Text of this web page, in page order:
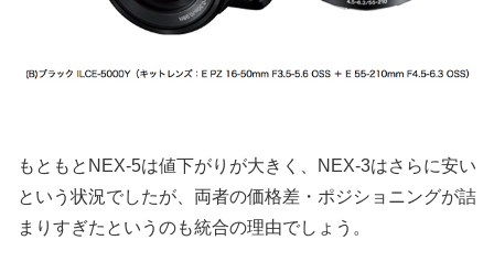
もともとNEX-5は値下がりが大きく、NEX-3はさらに安い
という状況でしたが、両者の価格差・ポジショニングが詰
まりすぎたというのも統合の理由でしょう。